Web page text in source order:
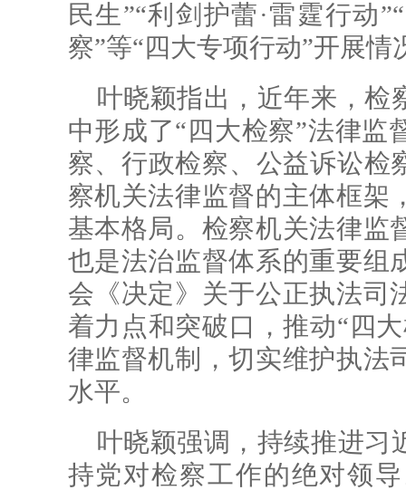
民生”“利剑护蕾·雷霆行动
察”等“四大专项行动”开展情
叶晓颖指出，近年来，检
中形成了“四大检察”法律监
察、行政检察、公益诉讼检
察机关法律监督的主体框架
基本格局。检察机关法律监
也是法治监督体系的重要组
会《决定》关于公正执法司
着力点和突破口，推动“四
律监督机制，切实维护执法
水平。
叶晓颖强调，持续推进习
持党对检察工作的绝对领